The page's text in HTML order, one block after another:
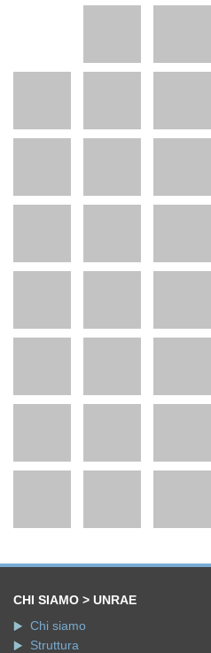
CHI SIAMO > UNRAE
Chi siamo
Struttura